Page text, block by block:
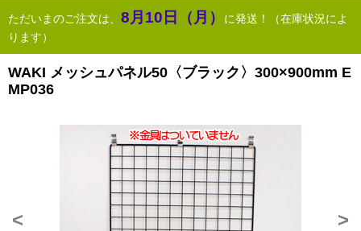
ただいまのご注文は、 8月10日（月）
に発送！（在庫状況によ
ります）
WAKI メッシュパネル50〈ブラック〉300×900mm E
MP036
< >